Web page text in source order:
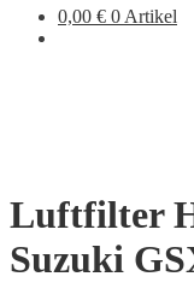
0,00 € 0 Artikel
Luftfilter
Suzuki